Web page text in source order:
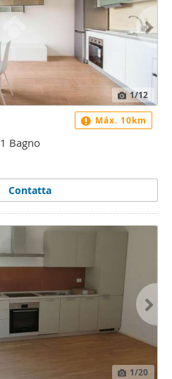
1/12
1 Bagno
Contatta
Máx. 10km
1/20